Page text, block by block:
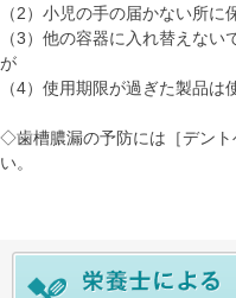
（2）小児の手の届かない所に
（3）他の容器に入れ替えな
が
（4）使用期限が過ぎた製品は
◇歯槽膿漏の予防には［デント
い。